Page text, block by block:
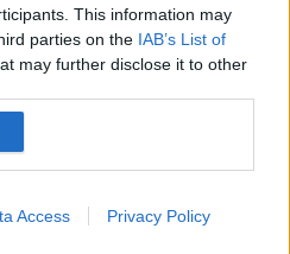
This information may
parties on the IAB’s List of
may further disclose it to other
Access Privacy Policy
lui Bolojan